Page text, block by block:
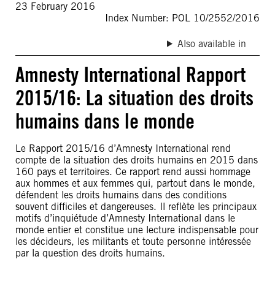
23 February 2016
Index Number: POL 10/2552/2016
Also available in
Amnesty International Rapport
2015/16: La situation des droits
humains dans le monde
Le Rapport 2015/16 d’Amnesty International rend
compte de la situation des droits humains en 2015 dans
160 pays et territoires. Ce rapport rend aussi hommage
aux hommes et aux femmes qui, partout dans le monde,
défendent les droits humains dans des conditions
souvent difficiles et dangereuses. Il reflète les principaux
motifs d’inquiétude d’Amnesty International dans le
monde entier et constitue une lecture indispensable pour
les décideurs, les militants et toute personne intéressée
par la question des droits humains.